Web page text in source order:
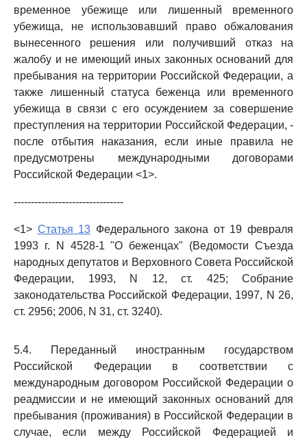
временное убежище или лишенный временного
убежища, не использовавший право обжалования
вынесенного решения или получивший отказ на
жалобу и не имеющий иных законных оснований для
пребывания на территории Российской Федерации, а
также лишенный статуса беженца или временного
убежища в связи с его осуждением за совершение
преступления на территории Российской Федерации, -
после отбытия наказания, если иные правила не
предусмотрены международными договорами
Российской Федерации <1>.
--------------------------------
<1> Статья 13 Федерального закона от 19 февраля
1993 г. N 4528-1 "О беженцах" (Ведомости Съезда
народных депутатов и Верховного Совета Российской
Федерации, 1993, N 12, ст. 425; Собрание
законодательства Российской Федерации, 1997, N 26,
ст. 2956; 2006, N 31, ст. 3240).
5.4. Переданный иностранным государством
Российской Федерации в соответствии с
международным договором Российской Федерации о
реадмиссии и не имеющий законных оснований для
пребывания (проживания) в Российской Федерации в
случае, если между Российской Федерацией и